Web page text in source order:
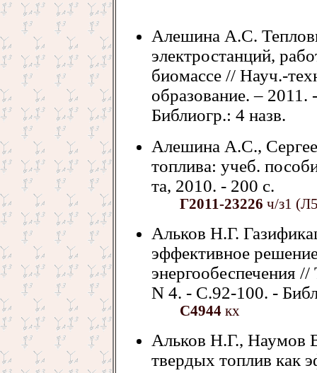
Алешина А.С.
электростанций,
биомассе // Науч.-
образование. –
Библиогр.: 4 назв.
Алешина А.С.,
топлива: учеб.
та, 2010. - 200 с.
Г2011-23226 ч/з1
Альков Н.Г.
эффективное
энергообеспечения
N 4. - С.92-100. -
С4944кх
Альков Н.Г., Наумов
твердых топлив как